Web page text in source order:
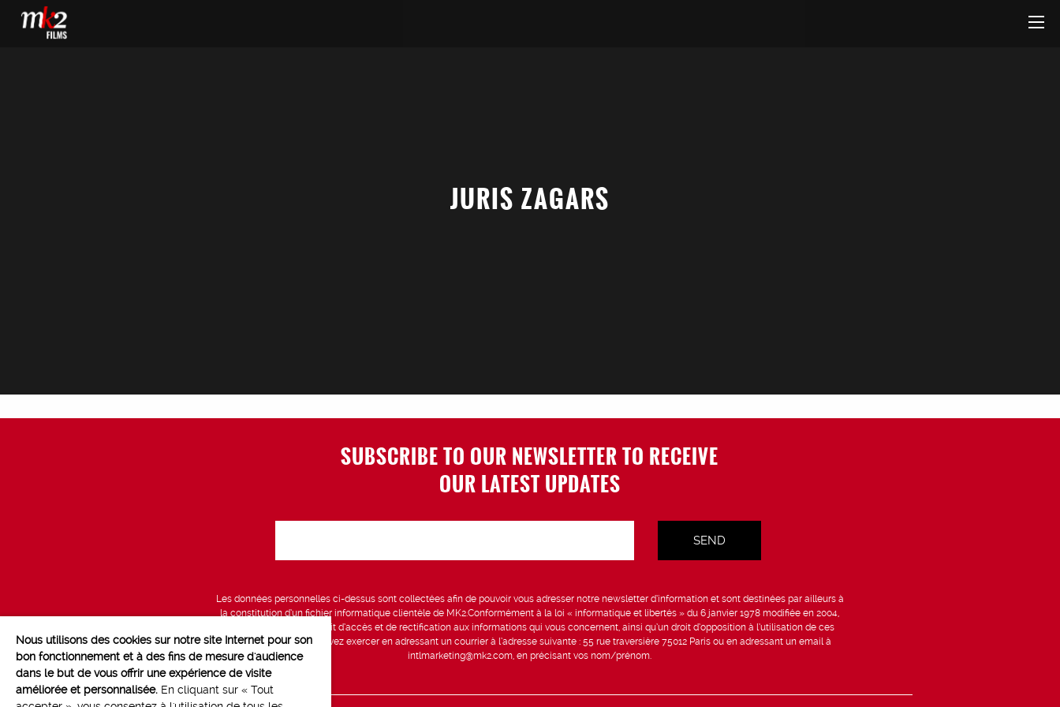
JURIS ZAGARS
SUBSCRIBE TO OUR NEWSLETTER TO RECEIVE
OUR LATEST UPDATES
Les données personnelles ci-dessus sont collectées afin de pouvoir vous adresser notre newsletter d’information et sont destinées par ailleurs à
la constitution d’un fichier informatique clientèle de MK2.Conformément à la loi « informatique et libertés » du 6 janvier 1978 modifiée en 2004,
vous bénéficiez d’un droit d’accès et de rectification aux informations qui vous concernent, ainsi qu’un droit d’opposition à l’utilisation de ces
données, que vous pouvez exercer en adressant un courrier à l’adresse suivante : 55 rue traversière 75012 Paris ou en adressant un email à
intlmarketing@mk2.com, en précisant vos nom/prénom.
Nous utilisons des cookies sur notre site Internet pour son
bon fonctionnement et à des fins de mesure d'audience
dans le but de vous offrir une expérience de visite
améliorée et personnalisée. En cliquant sur « Tout